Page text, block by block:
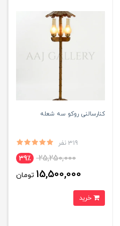
کنارسالنی روکو سه شعله
319 نفر
25,250,000 39٪
15,500,000 تومان